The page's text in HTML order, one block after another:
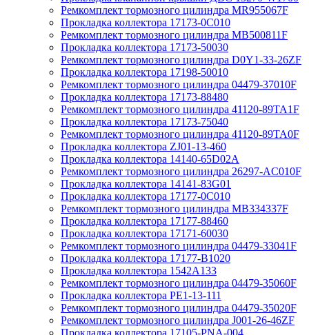
Ремкомплект тормозного цилиндра MR955067F
Прокладка коллектора 17173-0C010
Ремкомплект тормозного цилиндра MB500811F
Прокладка коллектора 17173-50030
Ремкомплект тормозного цилиндра D0Y1-33-26ZF
Прокладка коллектора 17198-50010
Ремкомплект тормозного цилиндра 04479-37010F
Прокладка коллектора 17173-88480
Ремкомплект тормозного цилиндра 41120-89TA1F
Прокладка коллектора 17173-75040
Ремкомплект тормозного цилиндра 41120-89TA0F
Прокладка коллектора ZJ01-13-460
Прокладка коллектора 14140-65D02A
Ремкомплект тормозного цилиндра 26297-AC010F
Прокладка коллектора 14141-83G01
Прокладка коллектора 17177-0C010
Ремкомплект тормозного цилиндра MB334337F
Прокладка коллектора 17177-88460
Прокладка коллектора 17171-60030
Ремкомплект тормозного цилиндра 04479-33041F
Прокладка коллектора 17177-B1020
Прокладка коллектора 1542A133
Ремкомплект тормозного цилиндра 04479-35060F
Прокладка коллектора PE1-13-111
Ремкомплект тормозного цилиндра 04479-35020F
Ремкомплект тормозного цилиндра J001-26-46ZF
Прокладка коллектора 17105-PNA-004